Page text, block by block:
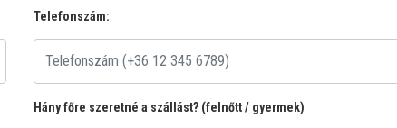
Telefonszám:
Hány főre szeretné a szállást? (felnőtt / gyermek)